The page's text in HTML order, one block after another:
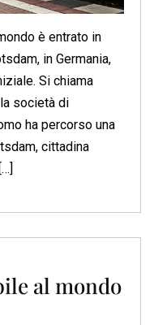
è entrato in
in Germania,
Si chiama
società di
ha percorso una
cittadina
al mondo